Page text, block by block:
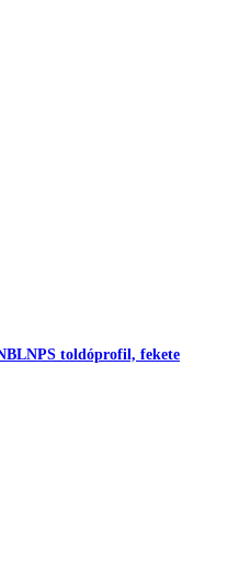
toldóprofil, fekete